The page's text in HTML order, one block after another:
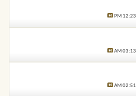
12:23 PM
03:13 AM
02:51 AM